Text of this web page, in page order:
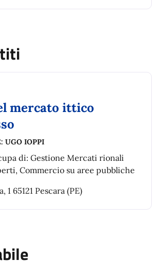
mercato ittico
UGO IOPPI
di: Gestione Mercati rionali
Commercio su aree pubbliche
1 65121 Pescara (PE)